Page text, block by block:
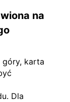
na
góry, karta
Dla